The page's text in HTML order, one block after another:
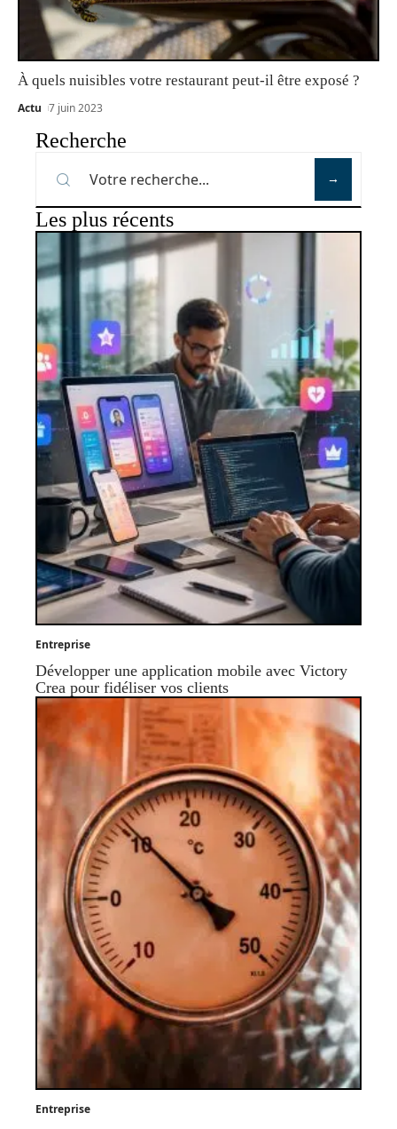
À quels nuisibles votre restaurant peut-il être exposé ?
Actu 7 juin 2023
Recherche
Les plus récents
Entreprise
Développer une application mobile avec Victory
Crea pour fidéliser vos clients
Entreprise